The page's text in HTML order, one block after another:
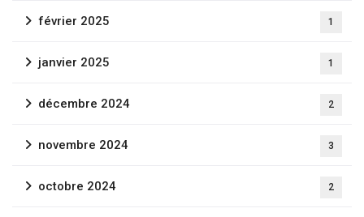
février 2025 1
janvier 2025 1
décembre 2024 2
novembre 2024 3
octobre 2024 2